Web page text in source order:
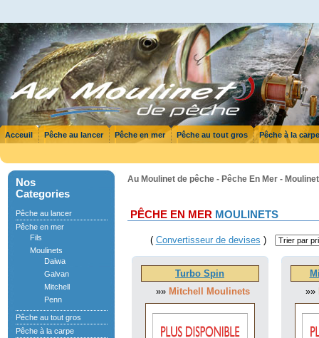
Acceuil Pêche au lancer Pêche en mer Pêche au tout gros Pêche à la carpe
Nos
Categories
Pêche au lancer
Pêche en mer
Fils
Moulinets
Daiwa
Galvan
Mitchell
Penn
Pêche au tout gros
Pêche à la carpe
Au Moulinet de pêche - Pêche En Mer -
PÊCHE EN MER MOULINETS
( Convertisseur de devises )
Turbo Spin
»» Mitchell Moulinets
»»